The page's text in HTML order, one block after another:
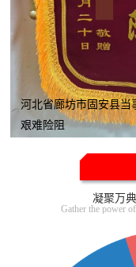
河北省廊坊市固安县当
艰难险阻
凝聚万
Gather the power